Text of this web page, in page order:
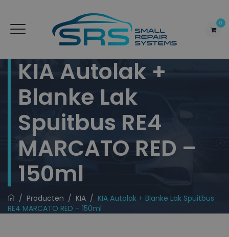
0
KIA Autolak +
Blanke Lak
Spuitbus RE4
MARCATO RED –
150ml
/ Producten / KIA / KIA Autolak + Blanke Lak Spuitbus
RE4 MARCATO RED – 150ml